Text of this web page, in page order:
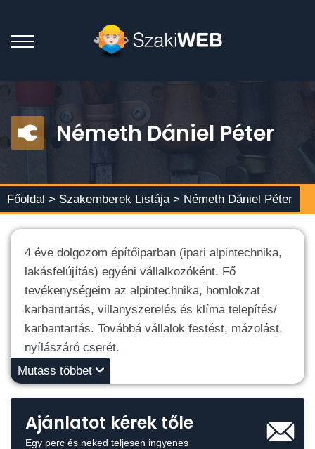
Németh Dániel Péter
Főoldal > Szakemberek Listája > Németh Dániel Péter
4 éve dolgozom építőiparban (ipari alpintechnika,
lakásfelújítás) egyéni vállalkozóként. Fő
tevékenységeim az alpintechnika, homlokzat
karbantartás, villanyszerelés és klíma telepítés/
karbantartás. Továbbá vállalok festést, mázolást,
nyílászáró cserét.
Mutass többet
Ajánlatot kérek tőle
Egy perc és neked teljesen ingyenes